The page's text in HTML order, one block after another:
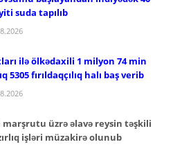
suda tapılıb
ilə ölkədaxili 1 milyon 74 min
5305 fırıldaqçılıq halı baş verib
marşrutu üzrə əlavə reysin təşkili
işləri müzakirə olunub